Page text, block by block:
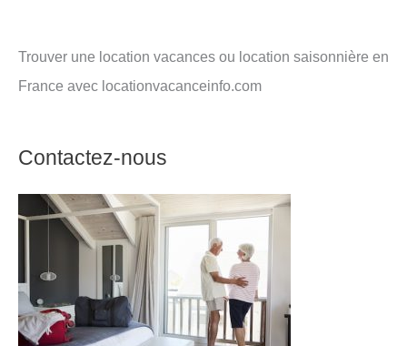
Trouver une location vacances ou location saisonnière en
France avec locationvacanceinfo.com
Contactez-nous